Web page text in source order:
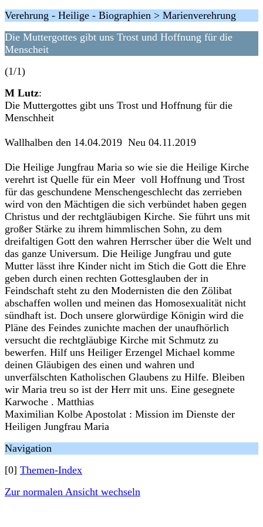
Verehrung - Heilige - Biographien > Marienverehrung
Die Muttergottes gibt uns Trost und Hoffnung für die
Menscheit
(1/1)
M Lutz:
Die Muttergottes gibt uns Trost und Hoffnung für die
Menschheit
Wallhalben den 14.04.2019 Neu 04.11.2019
Die Heilige Jungfrau Maria so wie sie die Heilige Kirche
verehrt ist Quelle für ein Meer voll Hoffnung und Trost
für das geschundene Menschengeschlecht das zerrieben
wird von den Mächtigen die sich verbündet haben gegen
Christus und der rechtgläubigen Kirche. Sie führt uns mit
großer Stärke zu ihrem himmlischen Sohn, zu dem
dreifaltigen Gott den wahren Herrscher über die Welt und
das ganze Universum. Die Heilige Jungfrau und gute
Mutter lässt ihre Kinder nicht im Stich die Gott die Ehre
geben durch einen rechten Gottesglauben der in
Feindschaft steht zu den Modernisten die den Zölibat
abschaffen wollen und meinen das Homosexualität nicht
sündhaft ist. Doch unsere glorwürdige Königin wird die
Pläne des Feindes zunichte machen der unaufhörlich
versucht die rechtgläubige Kirche mit Schmutz zu
bewerfen. Hilf uns Heiliger Erzengel Michael komme
deinen Gläubigen des einen und wahren und
unverfälschten Katholischen Glaubens zu Hilfe. Bleiben
wir Maria treu so ist der Herr mit uns. Eine gesegnete
Karwoche . Matthias
Maximilian Kolbe Apostolat : Mission im Dienste der
Heiligen Jungfrau Maria
Navigation
[0] Themen-Index
Zur normalen Ansicht wechseln